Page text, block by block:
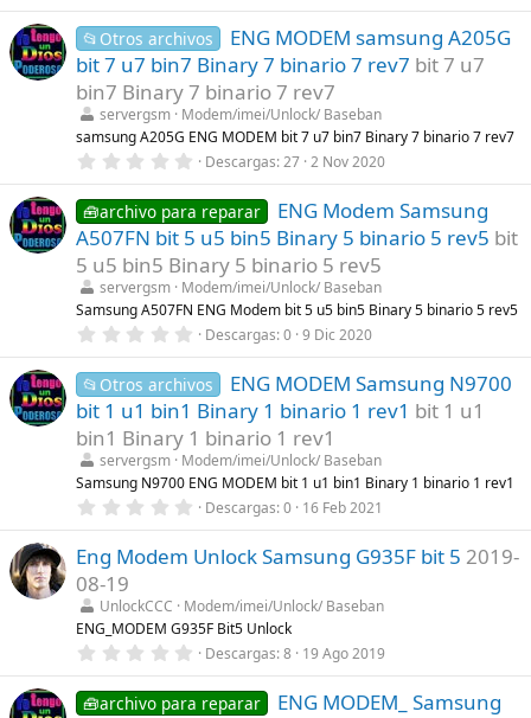
l
l
a
s
)
0
0
e
s
t
r
e
l
a
(
s
)
📂Otros archivos
ENG MODEM samsung A205G
bit 7 u7 bin7 Binary 7 binario 7 rev7 bit 7 u7
bin7 Binary 7 binario 7 rev7
servergsm Modem/imei/Unlock/ Baseban
samsung A205G ENG MODEM bit 7 u7 bin7 Binary 7 binario 7 rev7
0
0
0
e
s
t
r
e
a
(
s
)
Descargas 27 2 Nov 2020
🧰archivo para reparar
ENG Modem Samsung
A507FN bit 5 u5 bin5 Binary 5 binario 5 rev5 bit
5 u5 bin5 Binary 5 binario 5 rev5
servergsm Modem/imei/Unlock/ Baseban
Samsung A507FN ENG Modem bit 5 u5 bin5 Binary 5 binario 5 rev5
0
0
0
e
s
t
r
e
l
a
(
s
)
Descargas 0 9 Dic 2020
📂Otros archivos
ENG MODEM Samsung N9700
bit 1 u1 bin1 Binary 1 binario 1 rev1 bit 1 u1
bin1 Binary 1 binario 1 rev1
servergsm Modem/imei/Unlock/ Baseban
Samsung N9700 ENG MODEM bit 1 u1 bin1 Binary 1 binario 1 rev1
0
0
0
e
t
r
e
l
a
(
Descargas 0 16 Feb 2021
Eng Modem Unlock Samsung G935F bit 5 2019-
08-19
UnlockCCC
Modem/imei/Unlock/ Baseban
ENG_MODEM G935F Bit5 Unlock
0
0
0
Descargas 8 19 Ago 2019
🧰archivo para reparar
ENG MODEM_ Samsung